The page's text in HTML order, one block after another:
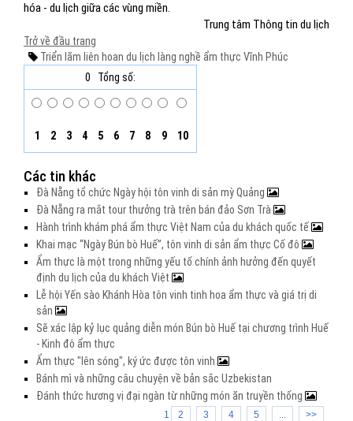
hóa - du lịch giữa các vùng miền.
Trung tâm Thông tin du lịch
Trở về đầu trang
Triển lãm liên hoan du lịch làng nghề ẩm thực Vĩnh Phúc
0
Tổng số:
1 2 3 4 5 6 7 8 9 10
Các tin khác
Đà Nẵng tổ chức Ngày hội tôn vinh di sản mỳ Quảng
Đà Nẵng ra mắt tour thưởng trà trên bán đảo Sơn Trà
Hành trình khám phá ẩm thực Việt Nam của du khách quốc tế
Khai mạc “Ngày Bún bò Huế”, tôn vinh di sản ẩm thực Cố đô
Ẩm thực là một trong những yếu tố chính ảnh hưởng đến quyết
định du lịch của du khách Việt
Lễ hội Yến sào Khánh Hòa tôn vinh tinh hoa ẩm thực và giá trị di
sản
Sẽ xác lập kỷ lục quảng diễn món Bún bò Huế tại chương trình Huế
- Kinh đô ẩm thực
Ẩm thực "lên sóng", ký ức được tôn vinh
Bánh mì và những câu chuyện về bản sắc Uzbekistan
Đánh thức hương vị đại ngàn từ những món ăn truyền thống
1 2 3 4 5 ... >>